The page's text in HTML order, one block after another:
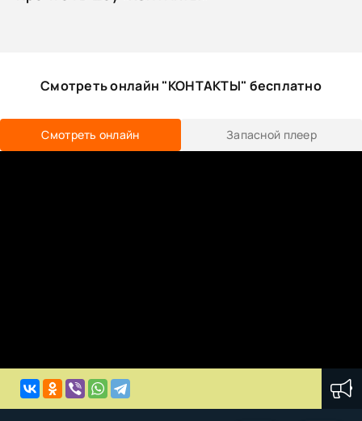
Смотреть онлайн "КОНТАКТЫ" бесплатно
Смотреть онлайн Запасной плеер